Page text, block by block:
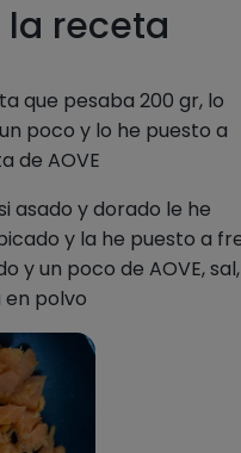
receta
que pesaba 200 gr, lo
poco y lo he puesto a
de AOVE
asado y dorado le he
y la he puesto a
y un poco de AOVE, sal,
polvo